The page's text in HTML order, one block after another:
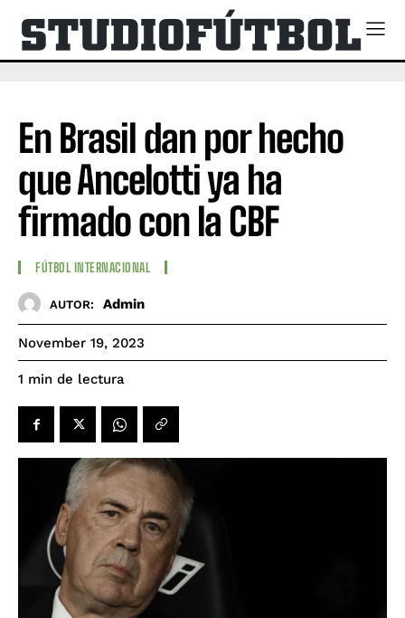
En Brasil dan por hecho
que Ancelotti ya ha
firmado con la CBF
FÚTBOL INTERNACIONAL
AUTOR: Admin
November 19, 2023
1 min de lectura